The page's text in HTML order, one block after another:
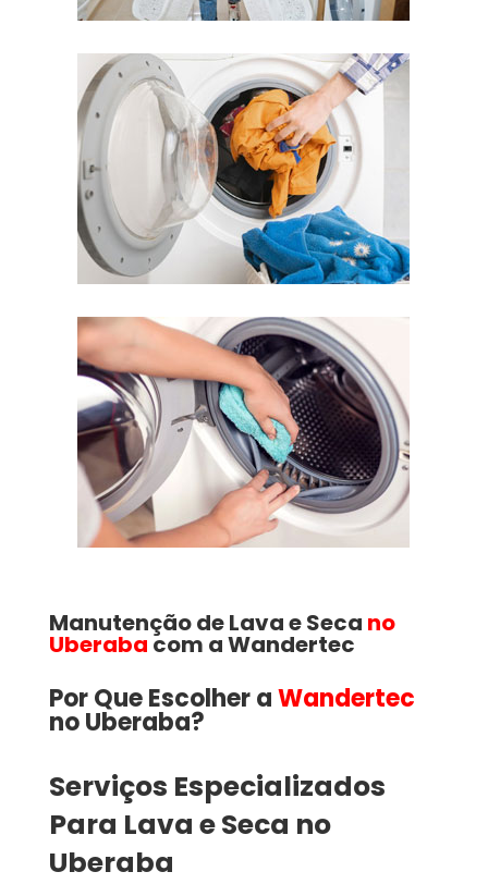
Manutenção de Lava e Seca no
Uberaba com a Wandertec
Por Que Escolher aWandertec
no Uberaba​​​?
Serviços Especializados
Para Lava e Seca no
Uberaba